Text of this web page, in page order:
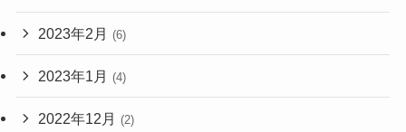
2023年2月 (6)
2023年1月 (4)
2022年12月 (2)